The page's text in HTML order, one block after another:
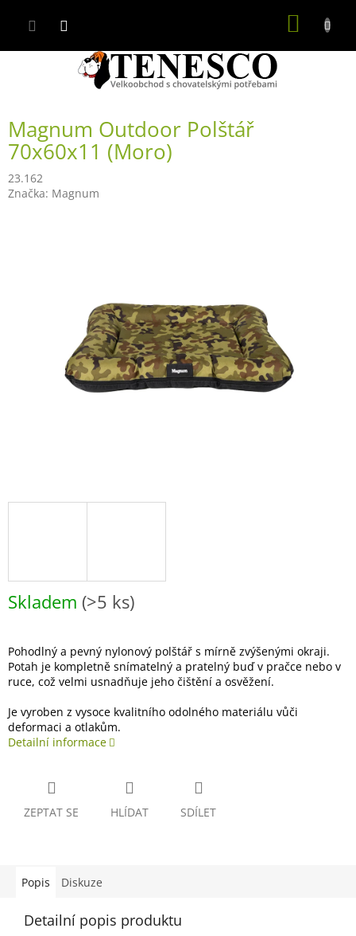
Magnum Outdoor Polštář
70x60x11 (Moro)
23.162
Značka: Magnum
Skladem (>5 ks)
Pohodlný a pevný nylonový polštář s mírně zvýšenými okraji.
Potah je kompletně snímatelný a pratelný buď v pračce nebo v
ruce, což velmi usnadňuje jeho čištění a osvěžení.
Je vyroben z vysoce kvalitního odolného materiálu vůči
deformaci a otlakům.
Detailní informace
ZEPTAT SE HLÍDAT SDÍLET
Popis Diskuze
Detailní popis produktu